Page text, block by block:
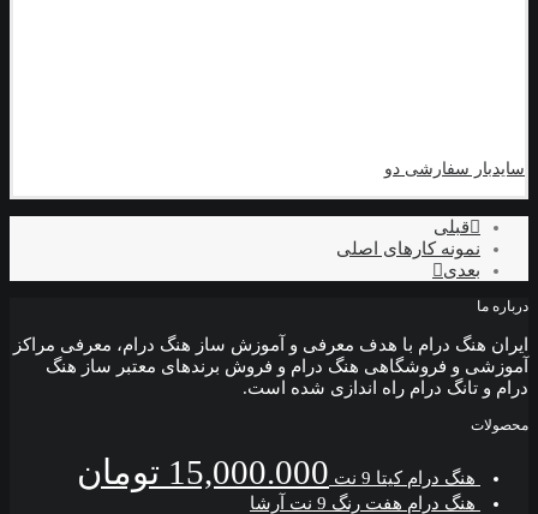
سایدبار سفارشی دو
قبلی
نمونه کارهای اصلی
بعدی
درباره ما
ایران هنگ درام با هدف معرفی و آموزش ساز هنگ درام، معرفی مراکز
آموزشی و فروشگاهی هنگ درام و فروش برندهای معتبر ساز هنگ
درام و تانگ درام راه اندازی شده است.
محصولات
هنگ درام کیتا 9 نت 15,000.000 تومان
هنگ درام هفت رنگ 9 نت آرشا